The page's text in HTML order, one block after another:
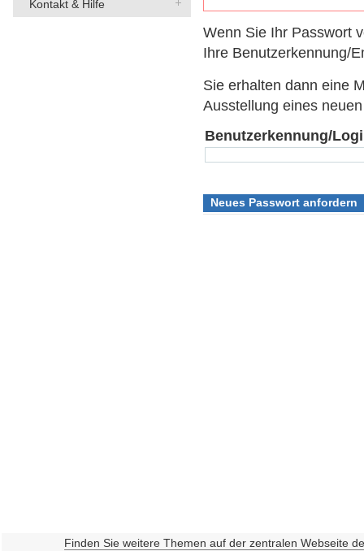
Kontakt & Hilfe
Wenn Sie Ihr Passwort
Ihre Benutzerkennung/
Sie erhalten dann eine
Ausstellung eines
Benutzerkennung/
Finden Sie weitere Themen auf der zentralen Webseite